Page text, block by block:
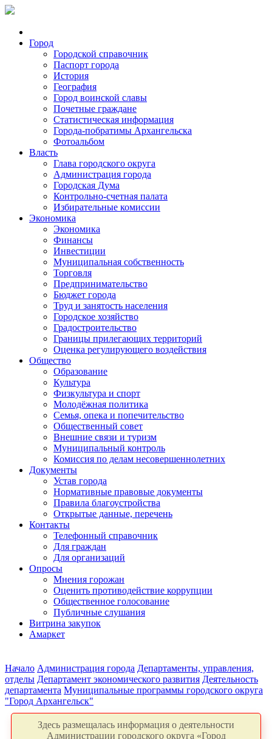
Город
Городской справочник
Паспорт города
История
География
Город воинской славы
Почетные граждане
Статистическая информация
Города-побратимы Архангельска
Фотоальбом
Власть
Глава городского округа
Администрация города
Городская Дума
Контрольно-счетная палата
Избирательные комиссии
Экономика
Экономика
Финансы
Инвестиции
Муниципальная собственность
Торговля
Предпринимательство
Бюджет города
Труд и занятость населения
Городское хозяйство
Градостроительство
Границы прилегающих территорий
Оценка регулирующего воздействия
Общество
Образование
Культура
Физкультура и спорт
Молодёжная политика
Семья, опека и попечительство
Общественный совет
Внешние связи и туризм
Муниципальный контроль
Комиссия по делам несовершеннолетних
Документы
Устав города
Нормативные правовые документы
Правила благоустройства
Открытые данные, перечень
Контакты
Телефонный справочник
Для граждан
Для организаций
Опросы
Мнения горожан
Оценить противодействие коррупции
Общественное голосование
Публичные слушания
Витрина закупок
Амаркет
Начало Администрация города Департаменты, управления,
отделы Департамент экономического развития Деятельность
департамента Муниципальные программы городского округа
"Город Архангельск"
Здесь размещалась информация о деятельности
Администрации городского округа «Город